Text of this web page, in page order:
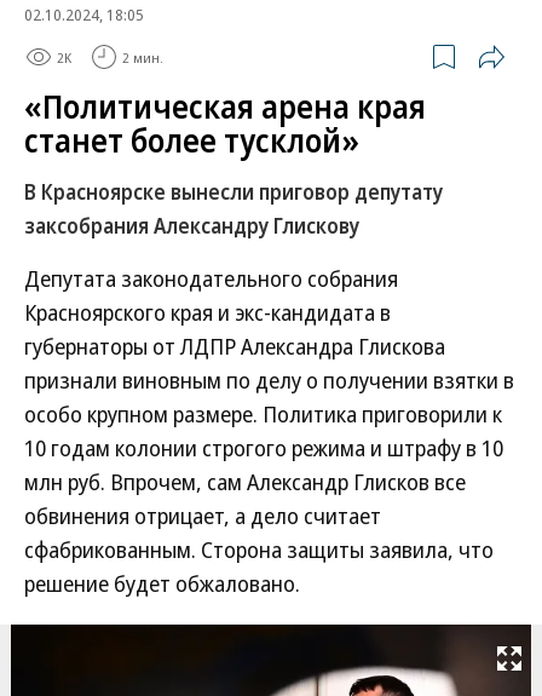
02.10.2024, 18:05
2K 2 мин.
«Политическая арена края
станет более тусклой»
В Красноярске вынесли приговор депутату
заксобрания Александру Глискову
Депутата законодательного собрания
Красноярского края и экс-кандидата в
губернаторы от ЛДПР Александра Глискова
признали виновным по делу о получении взятки в
особо крупном размере. Политика приговорили к
10 годам колонии строгого режима и штрафу в 10
млн руб. Впрочем, сам Александр Глисков все
обвинения отрицает, а дело считает
сфабрикованным. Сторона защиты заявила, что
решение будет обжаловано.
Развернуть